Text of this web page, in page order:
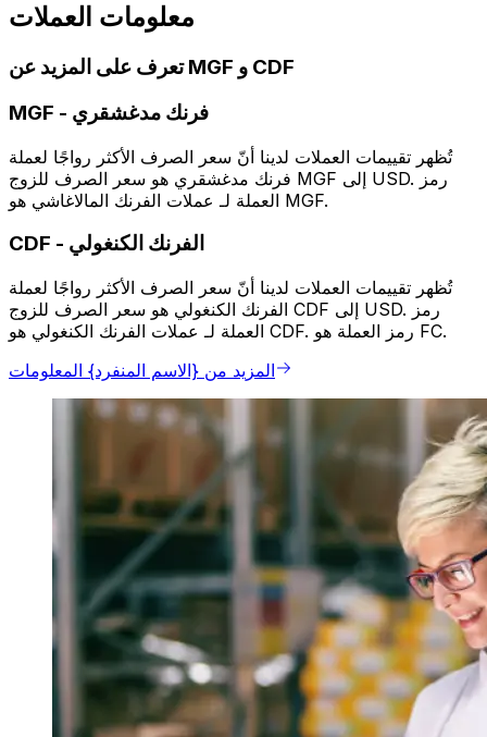
معلومات العملات
تعرف على المزيد عن MGF و CDF
MGF - فرنك مدغشقري
تُظهر تقييمات العملات لدينا أنّ سعر الصرف الأكثر رواجًا لعملة
فرنك مدغشقري هو سعر الصرف للزوج MGF إلى USD. رمز
العملة لـ عملات الفرنك المالاغاشي هو MGF.
CDF - الفرنك الكنغولي
تُظهر تقييمات العملات لدينا أنّ سعر الصرف الأكثر رواجًا لعملة
الفرنك الكنغولي هو سعر الصرف للزوج CDF إلى USD. رمز
العملة لـ عملات الفرنك الكنغولي هو CDF. رمز العملة هو FC.
المزيد من {الاسم المنفرد} المعلومات